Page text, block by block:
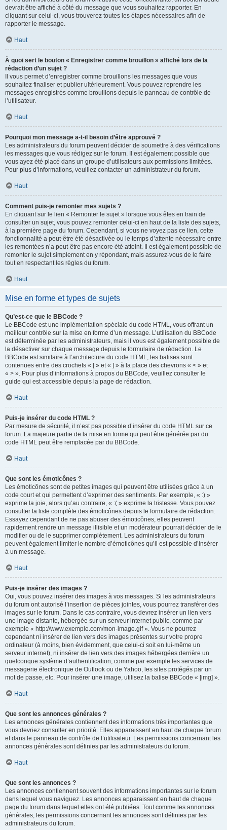
devrait être affiché à côté du message que vous souhaitez rapporter. En
cliquant sur celui-ci, vous trouverez toutes les étapes nécessaires afin de
rapporter le message.
Haut
À quoi sert le bouton « Enregistrer comme brouillon » affiché lors de la
rédaction d’un sujet ?
Il vous permet d’enregistrer comme brouillons les messages que vous
souhaitez finaliser et publier ultérieurement. Vous pouvez reprendre les
messages enregistrés comme brouillons depuis le panneau de contrôle de
l’utilisateur.
Haut
Pourquoi mon message a-t-il besoin d’être approuvé ?
Les administrateurs du forum peuvent décider de soumettre à des vérifications
les messages que vous rédigez sur le forum. Il est également possible que
vous ayez été placé dans un groupe d’utilisateurs aux permissions limitées.
Pour plus d’informations, veuillez contacter un administrateur du forum.
Haut
Comment puis-je remonter mes sujets ?
En cliquant sur le lien « Remonter le sujet » lorsque vous êtes en train de
consulter un sujet, vous pouvez remonter celui-ci en haut de la liste des sujets,
à la première page du forum. Cependant, si vous ne voyez pas ce lien, cette
fonctionnalité a peut-être été désactivée ou le temps d’attente nécessaire entre
les remontées n’a peut-être pas encore été atteint. Il est également possible de
remonter le sujet simplement en y répondant, mais assurez-vous de le faire
tout en respectant les règles du forum.
Haut
Mise en forme et types de sujets
Qu’est-ce que le BBCode ?
Le BBCode est une implémentation spéciale du code HTML, vous offrant un
meilleur contrôle sur la mise en forme d’un message. L’utilisation du BBCode
est déterminée par les administrateurs, mais il vous est également possible de
la désactiver sur chaque message depuis le formulaire de rédaction. Le
BBCode est similaire à l’architecture du code HTML, les balises sont
contenues entre des crochets « [ » et « ] » à la place des chevrons « < » et
« > ». Pour plus d’informations à propos du BBCode, veuillez consulter le
guide qui est accessible depuis la page de rédaction.
Haut
Puis-je insérer du code HTML ?
Par mesure de sécurité, il n’est pas possible d’insérer du code HTML sur ce
forum. La majeure partie de la mise en forme qui peut être générée par du
code HTML peut être remplacée par du BBCode.
Haut
Que sont les émoticônes ?
Les émoticônes sont de petites images qui peuvent être utilisées grâce à un
code court et qui permettent d’exprimer des sentiments. Par exemple, « :) »
exprime la joie, alors qu’au contraire, « :( » exprime la tristesse. Vous pouvez
consulter la liste complète des émoticônes depuis le formulaire de rédaction.
Essayez cependant de ne pas abuser des émoticônes, elles peuvent
rapidement rendre un message illisible et un modérateur pourrait décider de le
modifier ou de le supprimer complètement. Les administrateurs du forum
peuvent également limiter le nombre d’émoticônes qu’il est possible d’insérer
à un message.
Haut
Puis-je insérer des images ?
Oui, vous pouvez insérer des images à vos messages. Si les administrateurs
du forum ont autorisé l’insertion de pièces jointes, vous pourrez transférer des
images sur le forum. Dans le cas contraire, vous devrez insérer un lien vers
une image distante, hébergée sur un serveur internet public, comme par
exemple « http://www.exemple.com/mon-image.gif ». Vous ne pourrez
cependant ni insérer de lien vers des images présentes sur votre propre
ordinateur (à moins, bien évidemment, que celui-ci soit en lui-même un
serveur internet), ni insérer de lien vers des images hébergées derrière un
quelconque système d’authentification, comme par exemple les services de
messagerie électronique de Outlook ou de Yahoo, les sites protégés par un
mot de passe, etc. Pour insérer une image, utilisez la balise BBCode « [img] ».
Haut
Que sont les annonces générales ?
Les annonces générales contiennent des informations très importantes que
vous devriez consulter en priorité. Elles apparaissent en haut de chaque forum
et dans le panneau de contrôle de l’utilisateur. Les permissions concernant les
annonces générales sont définies par les administrateurs du forum.
Haut
Que sont les annonces ?
Les annonces contiennent souvent des informations importantes sur le forum
dans lequel vous naviguez. Les annonces apparaissent en haut de chaque
page du forum dans lequel elles ont été publiées. Tout comme les annonces
générales, les permissions concernant les annonces sont définies par les
administrateurs du forum.